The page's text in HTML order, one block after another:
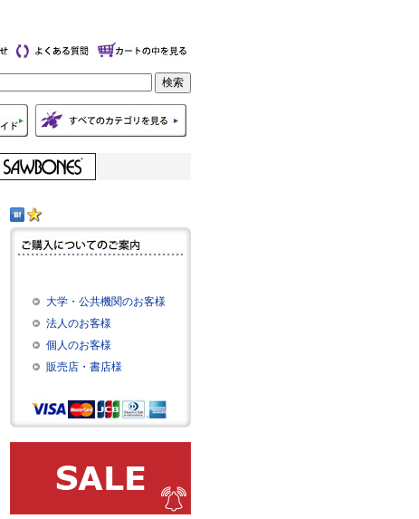
大学・公共機関のお客様
法人のお客様
個人のお客様
販売店・書店様